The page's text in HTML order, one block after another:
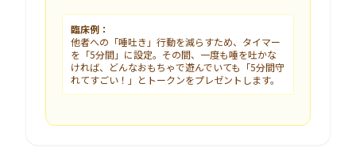
臨床例：
他者への「唾吐き」行動を減らすため、タイマー
を「5分間」に設定。その間、一度も唾を吐かな
ければ、どんなおもちゃで遊んでいても「5分間守
れてすごい！」とトークンをプレゼントします。